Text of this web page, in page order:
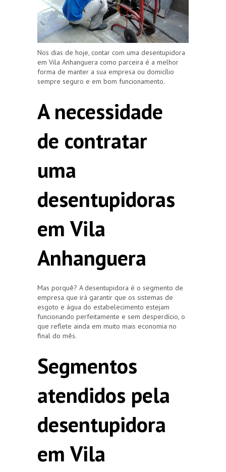
Nos dias de hoje, contar com uma desentupidora
em Vila Anhanguera como parceira é a melhor
forma de manter a sua empresa ou domicílio
sempre seguro e em bom funcionamento.
A necessidade
de contratar
uma
desentupidoras
em Vila
Anhanguera
Mas porquê? A desentupidora é o segmento de
empresa que irá garantir que os sistemas de
esgoto e água do estabelecimento estejam
funcionando perfeitamente e sem desperdício, o
que reflete ainda em muito mais economia no
final do mês.
Segmentos
atendidos pela
desentupidora
em Vila